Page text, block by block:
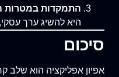
התמקדות במטרות
היא להשיג ערך
סיכום
אפיון אפליקציה הוא שלב